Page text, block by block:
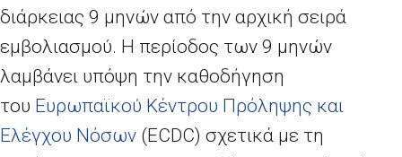
διάρκειας 9 μηνών από την αρχική σειρά
εμβολιασμού. Η περίοδος των 9 μηνών
λαμβάνει υπόψη την καθοδήγηση
του Ευρωπαϊκού Κέντρου Πρόληψης και
Ελέγχου Νόσων (ECDC) σχετικά με τη